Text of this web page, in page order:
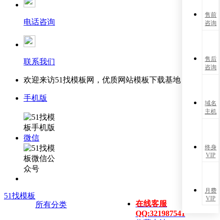
电话咨询
联系我们
欢迎来访51找模板网，优质网站模板下载基地！
手机版
微信
在线客服
QQ:321987541
51找模板
所有分类
售前
咨询
售后
咨询
域名
主机
终身
VIP
月费
VIP